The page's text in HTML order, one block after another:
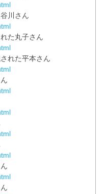
川さん
た丸子さん
れた平本さん